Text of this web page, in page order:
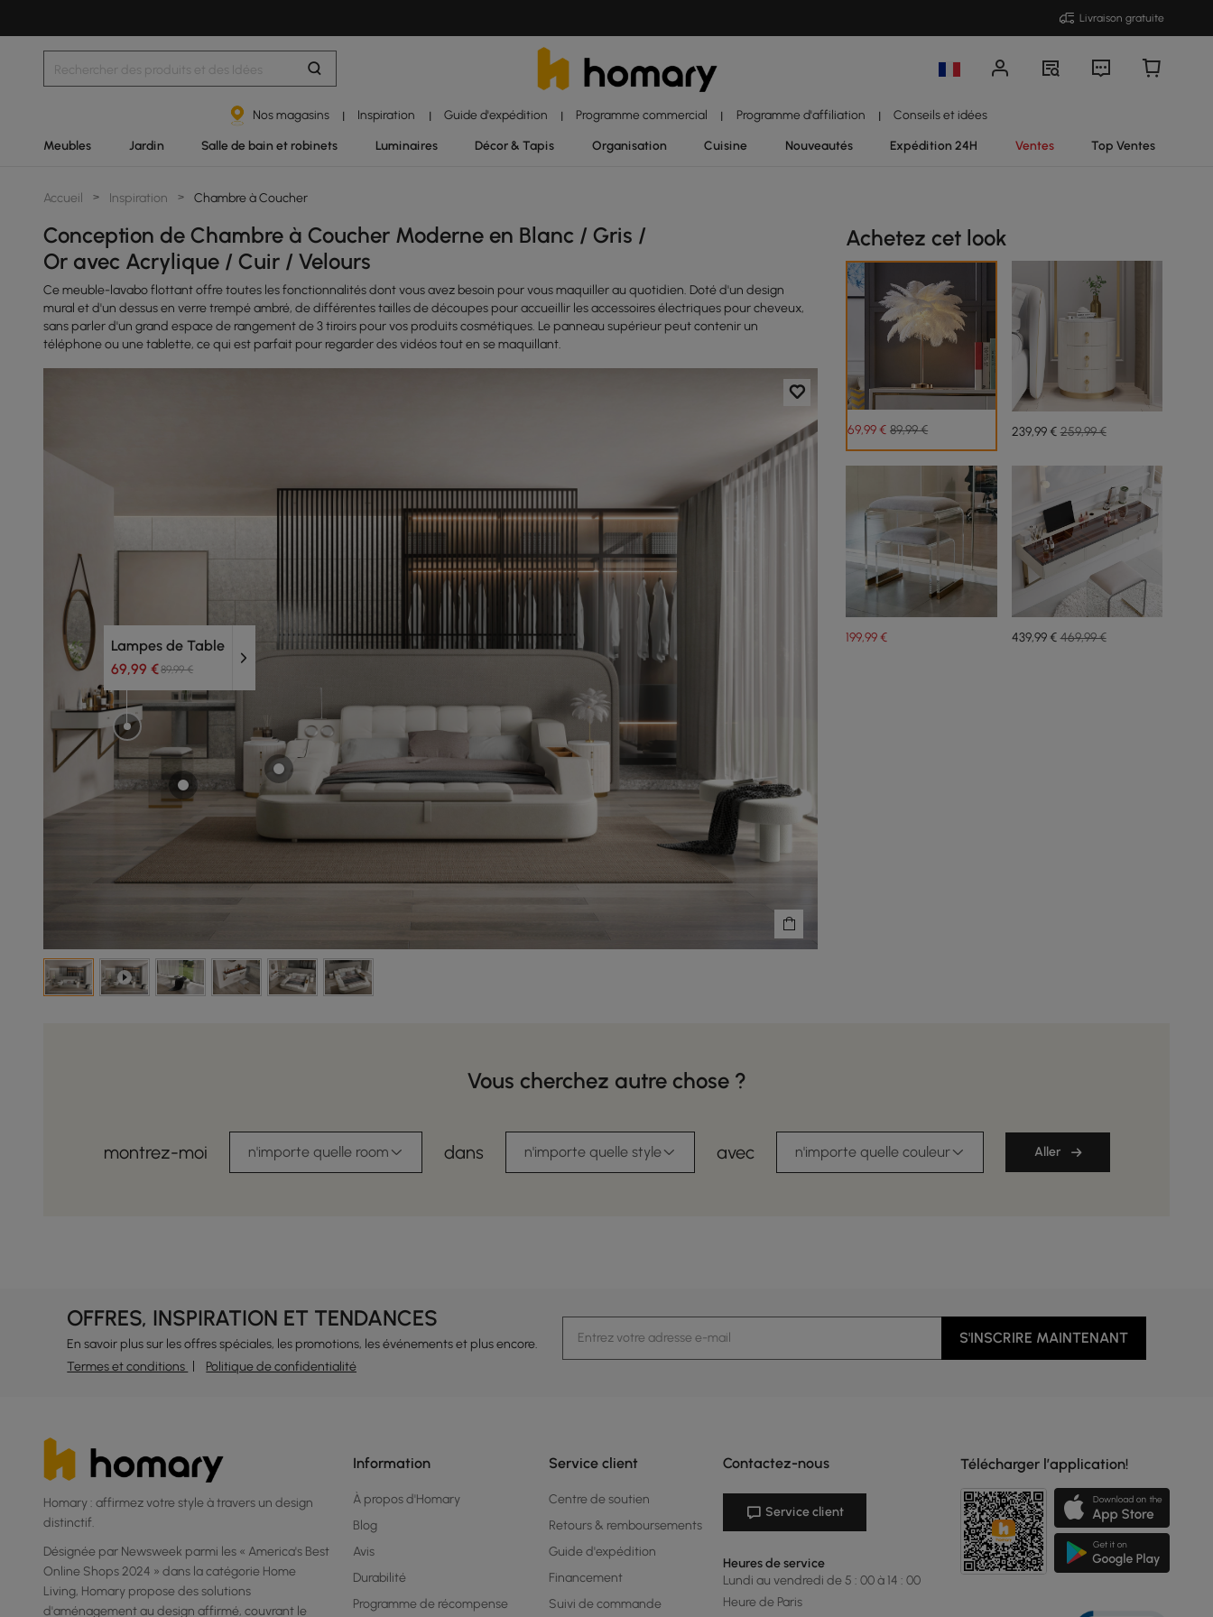
Livraison gratuite
Nos magasins | Inspiration | Guide d'expédition | Programme commercial | Programme d'affiliation | Conseils et idées
Meubles Jardin Salle de bain et robinets Luminaires Décor & Tapis Organisation Cuisine Nouveautés Expédition 24H Ventes Top Ventes
Accueil > Inspiration > Chambre à Coucher
Conception de Chambre à Coucher Moderne en Blanc / Gris /
Or avec Acrylique / Cuir / Velours
Ce meuble-lavabo flottant offre toutes les fonctionnalités dont vous avez besoin pour vous maquiller au quotidien. Doté d'un design
mural et d'un dessus en verre trempé ambré, de différentes tailles de découpes pour accueillir les accessoires électriques pour cheveux,
sans parler d'un grand espace de rangement de 3 tiroirs pour vos produits cosmétiques. Le panneau supérieur peut contenir un
téléphone ou une tablette, ce qui est parfait pour regarder des vidéos tout en se maquillant.
Lampes de Table
69,99 €89,99 €
Achetez cet look
69,99€ 89,99 € 239,99€ 259,99 €
199,99€ 439,99€ 469,99 €
Vous cherchez autre chose ?
montrez-moi n'importe quelle room dans n'importe quelle style avec n'importe quelle couleur Aller
OFFRES, INSPIRATION ET TENDANCES
En savoir plus sur les offres spéciales, les promotions, les événements et plus encore.
Termes et conditions
Politique de confidentialité
S'INSCRIRE MAINTENANT
Homary : affirmez votre style à travers un design
distinctif.
Désignée par Newsweek parmi les « America's Best
Online Shops 2024 » dans la catégorie Home
Living, Homary propose des solutions
d'aménagement au design affirmé, couvrant le
Information
À propos d'Homary
Blog
Avis
Durabilité
Programme de récompense
Service client
Centre de soutien
Retours & remboursements
Guide d'expédition
Financement
Suivi de commande
Contactez-nous
Service client
Heures de service
Lundi au vendredi de 5 : 00 à 14 : 00
Heure de Paris
Télécharger l’application!